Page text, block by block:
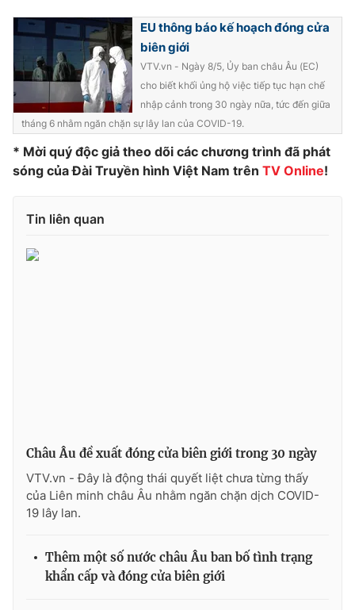
Giải sao mai
Sao
Làm đẹp
Chất lượng cuộc sống
Tuyển sinh
Học trực tuyến
Công nghệ
Hitech Công nghệ tương lai
Sản phẩm
Thị trường
Tư vấn
Giao lưu trực tuyến
Lịch phát sóng
Tấm lòng Việt
VTV4
VTV9 VTV8
EU thông báo kế hoạch đóng cửa
biên giới
VTV.vn - Ngày 8/5, Ủy ban châu Âu (EC)
cho biết khối ủng hộ việc tiếp tục hạn chế
nhập cảnh trong 30 ngày nữa, tức đến giữa
tháng 6 nhằm ngăn chặn sự lây lan của COVID-19.
* Mời quý độc giả theo dõi các chương trình đã phát
sóng của Đài Truyền hình Việt Nam trên TV Online!
Tin liên quan
Châu Âu đề xuất đóng cửa biên giới trong 30 ngày
VTV.vn - Đây là động thái quyết liệt chưa từng thấy
của Liên minh châu Âu nhằm ngăn chặn dịch COVID-
19 lây lan.
Thêm một số nước châu Âu ban bố tình trạng
khẩn cấp và đóng cửa biên giới